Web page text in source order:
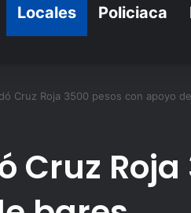
Locales Policiaca
Cruz Roja 3500 pesos con apoyo
Cruz